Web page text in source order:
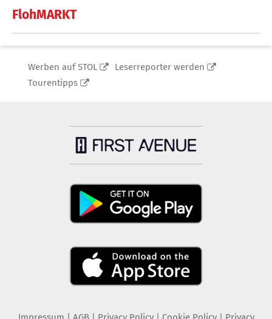
FlohMARKT
Werben auf STOL
Leserreporter werden
Tourentipps